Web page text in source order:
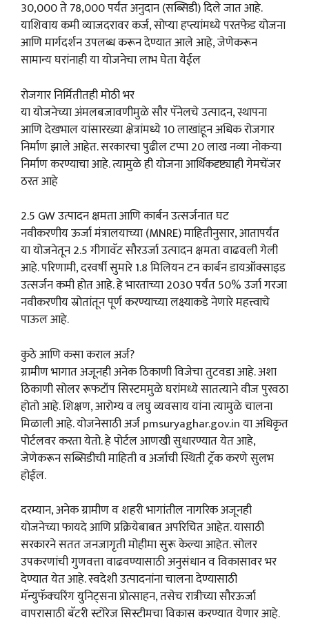
30,000 ते 78,000 पर्यंत अनुदान (सब्सिडी) दिले जात आहे.
याशिवाय कमी व्याजदरावर कर्ज, सोप्या हप्त्यांमध्ये परतफेड योजना
आणि मार्गदर्शन उपलब्ध करून देण्यात आले आहे, जेणेकरून
सामान्य घरांनाही या योजनेचा लाभ घेता येईल
रोजगार निर्मितीतही मोठी भर
या योजनेच्या अंमलबजावणीमुळे सौर पॅनेलचे उत्पादन, स्थापना
आणि देखभाल यांसारख्या क्षेत्रांमध्ये 10 लाखांहून अधिक रोजगार
निर्माण झाले आहेत. सरकारचा पुढील टप्पा 20 लाख नव्या नोकऱ्या
निर्माण करण्याचा आहे. त्यामुळे ही योजना आर्थिकदृष्ट्याही गेमचेंजर
ठरत आहे
2.5 GW उत्पादन क्षमता आणि कार्बन उत्सर्जनात घट
नवीकरणीय ऊर्जा मंत्रालयाच्या (MNRE) माहितीनुसार, आतापर्यंत
या योजनेतून 2.5 गीगावॅट सौरउर्जा उत्पादन क्षमता वाढवली गेली
आहे. परिणामी, दरवर्षी सुमारे 1.8 मिलियन टन कार्बन डायऑक्साइड
उत्सर्जन कमी होत आहे. हे भारताच्या 2030 पर्यंत 50% उर्जा गरजा
नवीकरणीय स्रोतांतून पूर्ण करण्याच्या लक्ष्याकडे नेणारे महत्त्वाचे
पाऊल आहे.
कुठे आणि कसा कराल अर्ज?
ग्रामीण भागात अजूनही अनेक ठिकाणी विजेचा तुटवडा आहे. अशा
ठिकाणी सोलर रूफटॉप सिस्टममुळे घरांमध्ये सातत्याने वीज पुरवठा
होतो आहे. शिक्षण, आरोग्य व लघु व्यवसाय यांना त्यामुळे चालना
मिळाली आहे. योजनेसाठी अर्ज pmsuryaghar.gov.in या अधिकृत
पोर्टलवर करता येतो. हे पोर्टल आणखी सुधारण्यात येत आहे,
जेणेकरून सब्सिडीची माहिती व अर्जाची स्थिती ट्रॅक करणे सुलभ
होईल.
दरम्यान, अनेक ग्रामीण व शहरी भागांतील नागरिक अजूनही
योजनेच्या फायदे आणि प्रक्रियेबाबत अपरिचित आहेत. यासाठी
सरकारने सतत जनजागृती मोहीमा सुरू केल्या आहेत. सोलर
उपकरणांची गुणवत्ता वाढवण्यासाठी अनुसंधान व विकासावर भर
देण्यात येत आहे. स्वदेशी उत्पादनांना चालना देण्यासाठी
मॅन्युफॅक्चरिंग युनिट्सना प्रोत्साहन, तसेच रात्रीच्या सौरऊर्जा
वापरासाठी बॅटरी स्टोरेज सिस्टीमचा विकास करण्यात येणार आहे.